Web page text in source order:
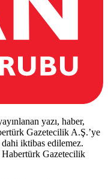
yazı, haber,
Gazetecilik A.Ş.’ye
iktibas edilemez.
Habertürk Gazetecilik